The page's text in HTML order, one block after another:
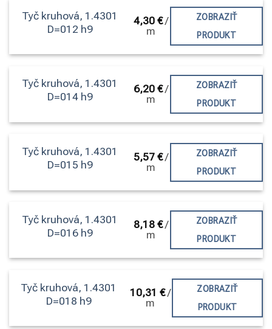
Tyč kruhová, 1.4301
D=012 h9
4,30 €/
m
ZOBRAZIŤ
PRODUKT
Tyč kruhová, 1.4301
D=014 h9
6,20 €/
m
ZOBRAZIŤ
PRODUKT
Tyč kruhová, 1.4301
D=015 h9
5,57 €/
m
ZOBRAZIŤ
PRODUKT
Tyč kruhová, 1.4301
D=016 h9
8,18 €/
m
ZOBRAZIŤ
PRODUKT
Tyč kruhová, 1.4301
D=018 h9
10,31 €/
m
ZOBRAZIŤ
PRODUKT